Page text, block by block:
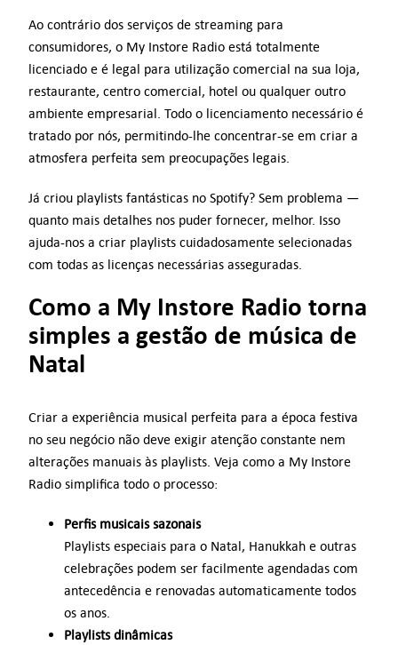
Ao contrário dos serviços de streaming para
consumidores, o My Instore Radio está totalmente
licenciado e é legal para utilização comercial na sua loja,
restaurante, centro comercial, hotel ou qualquer outro
ambiente empresarial. Todo o licenciamento necessário é
tratado por nós, permitindo-lhe concentrar-se em criar a
atmosfera perfeita sem preocupações legais.
Já criou playlists fantásticas no Spotify? Sem problema —
quanto mais detalhes nos puder fornecer, melhor. Isso
ajuda-nos a criar playlists cuidadosamente selecionadas
com todas as licenças necessárias asseguradas.
Como a My Instore Radio torna
simples a gestão de música de
Natal
Criar a experiência musical perfeita para a época festiva
no seu negócio não deve exigir atenção constante nem
alterações manuais às playlists. Veja como a My Instore
Radio simplifica todo o processo:
Perfis musicais sazonais
Playlists especiais para o Natal, Hanukkah e outras
celebrações podem ser facilmente agendadas com
antecedência e renovadas automaticamente todos
os anos.
Playlists dinâmicas